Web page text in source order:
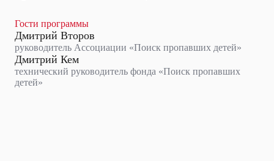
Гости программы
Дмитрий Второв
руководитель Ассоциации «Поиск пропавших детей»
Дмитрий Кем
технический руководитель фонда «Поиск пропавших
детей»